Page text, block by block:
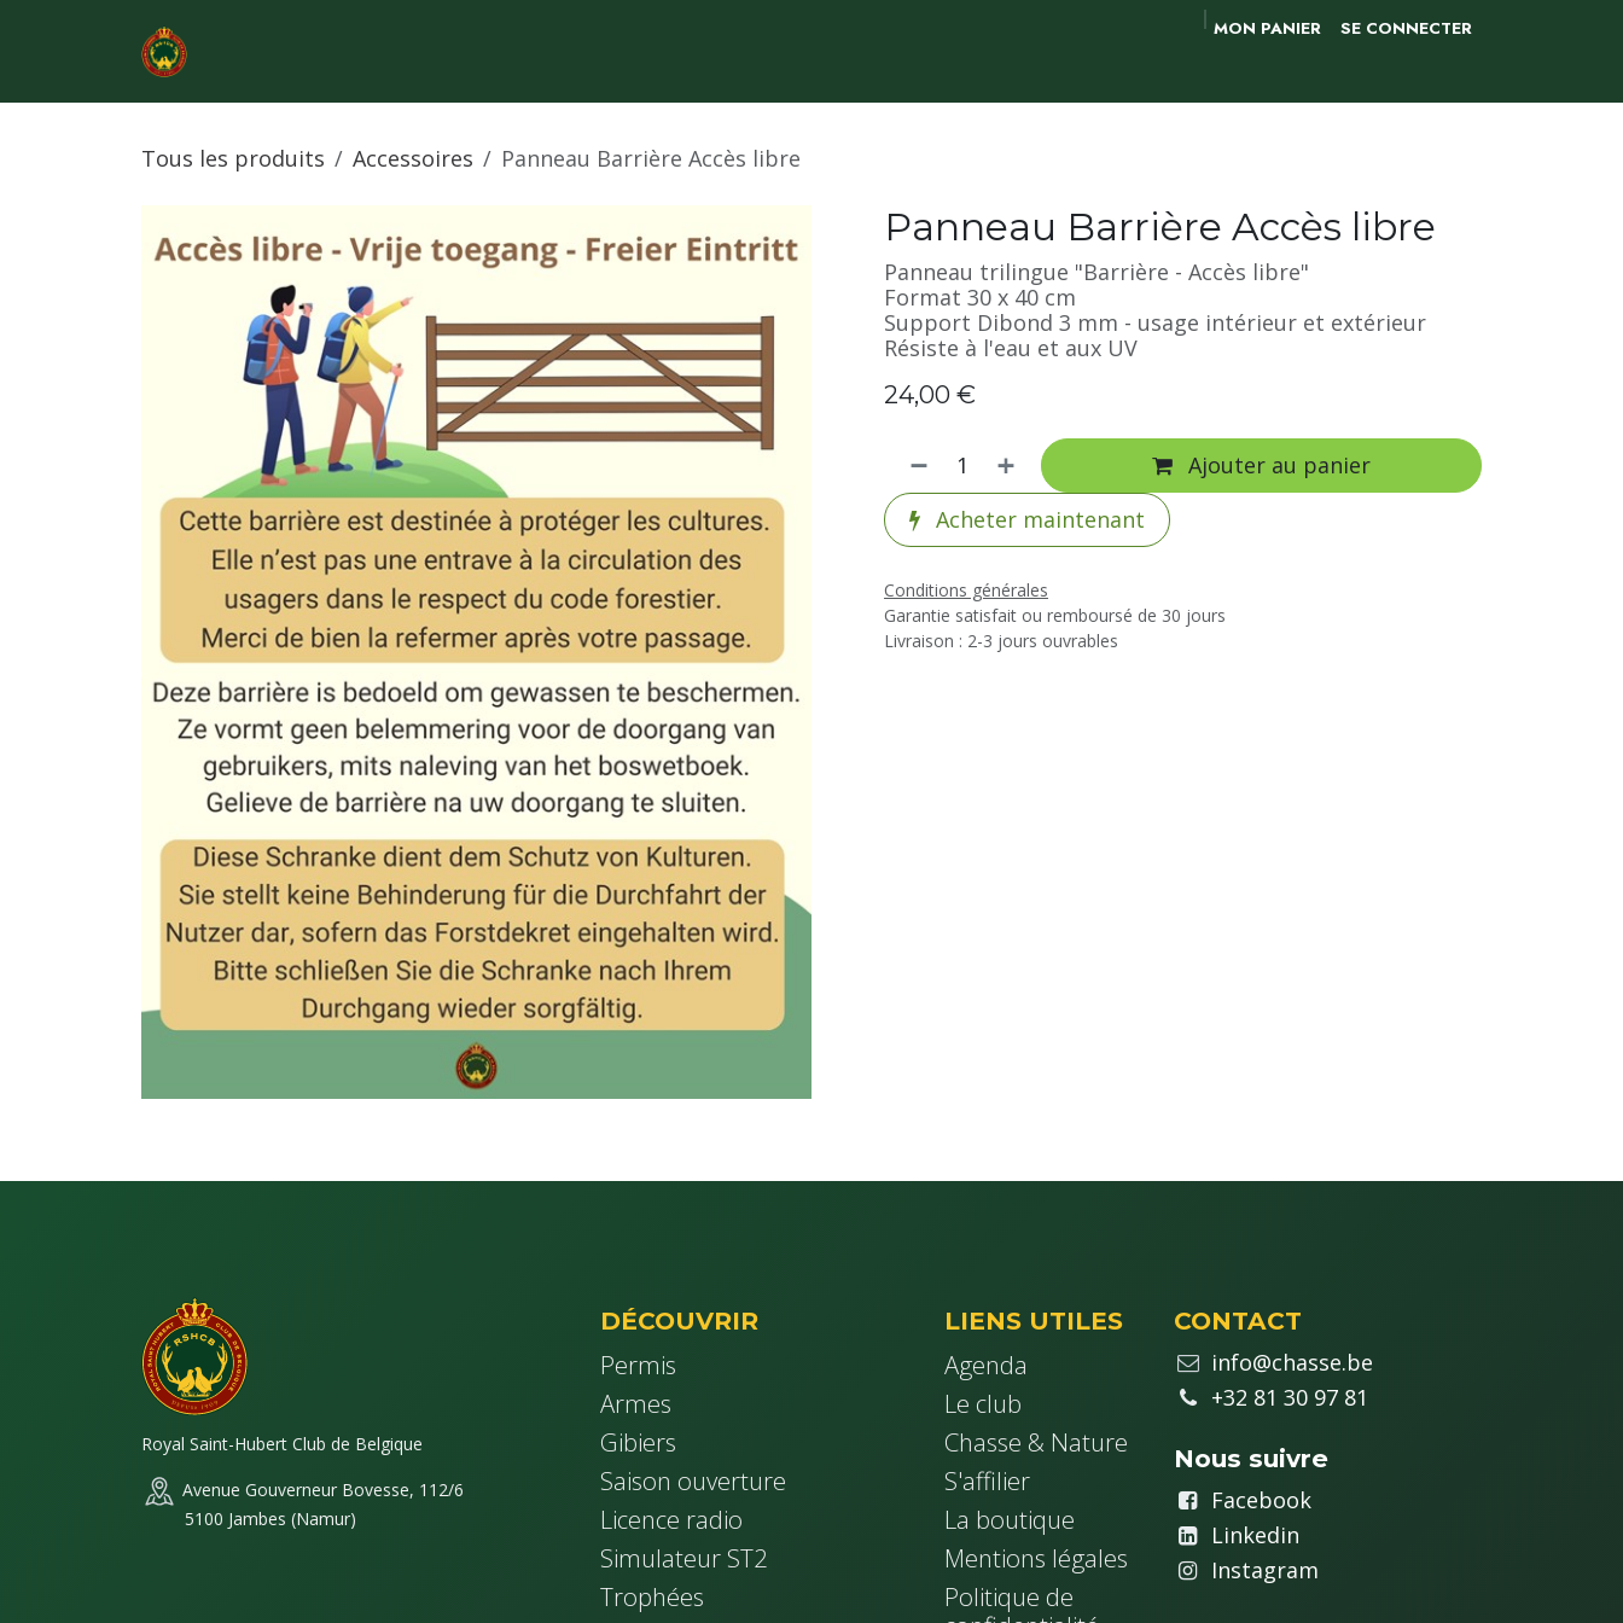
MON PANIER SE CONNECTER
Tous les produits Accessoires Panneau Barrière Accès libre
Panneau Barrière Accès libre
Panneau trilingue "Barrière - Accès libre"
Format 30 x 40 cm
Support Dibond 3 mm - usage intérieur et extérieur
Résiste à l'eau et aux UV
24,00 €
Ajouter au panier
Acheter maintenant
Conditions générales
Garantie satisfait ou remboursé de 30 jours
Livraison : 2-3 jours ouvrables
Royal Saint-Hubert Club de Belgique
Avenue Gouverneur Bovesse, 112/6
5100 Jambes (Namur)
DÉCOUVRIR
Permis
Armes
Gibiers
Saison ouverture
Licence radio
Simulateur ST2
Trophées
LIENS UTILES
Agenda
Le club
Chasse & Nature
S'affilier
La boutique
Mentions légales
Politique de
CONTACT
info@chasse.be
+32 81 30 97 81
Nous suivre
Facebook
Linkedin
Instagram